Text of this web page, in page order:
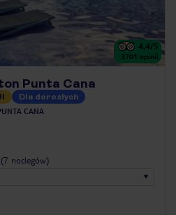
4.4/5
3701 opinii
Punta Cana
Dla dorosłych
CANA
(7 noclegów)